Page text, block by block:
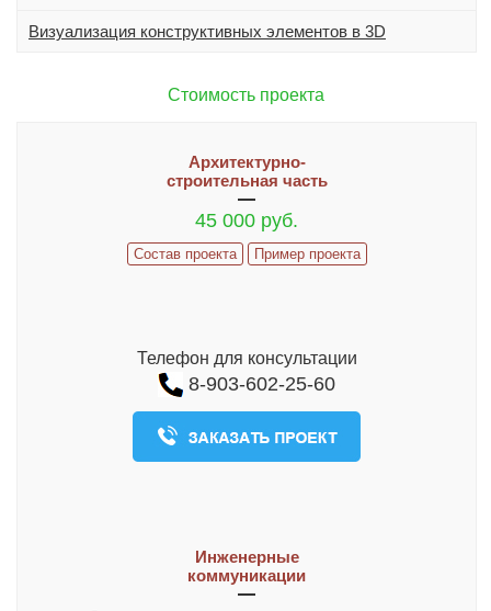
Как заказать проект
Часто задаваемые вопросы
Реализованные проекты
Визуализация конструктивных элементов в 3D
Стоимость проекта
Архитектурно-
строительная часть
45 000 руб.
Состав проекта Пример проекта
Телефон для консультации
8-903-602-25-60
Инженерные
коммуникации